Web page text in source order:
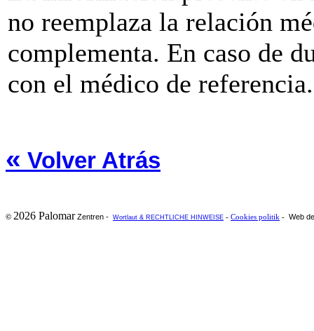
no reemplaza la relación
complementa. En caso de
con el médico de referencia.
« Volver Atrás
© 2026 PalomarZentren - Wortlaut & RECHTLICHE HINWEISE - Cookies politik - Web